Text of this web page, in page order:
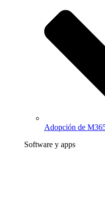
Adopción de
Software y apps